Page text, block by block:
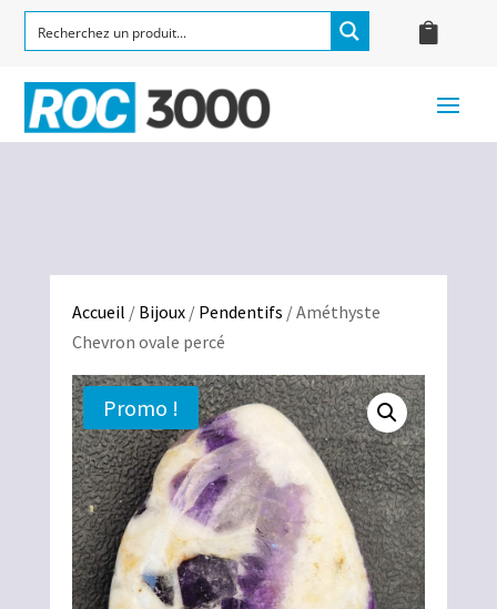
Accueil / Bijoux/ Pendentifs / Améthyste
Chevron ovale percé
Promo !